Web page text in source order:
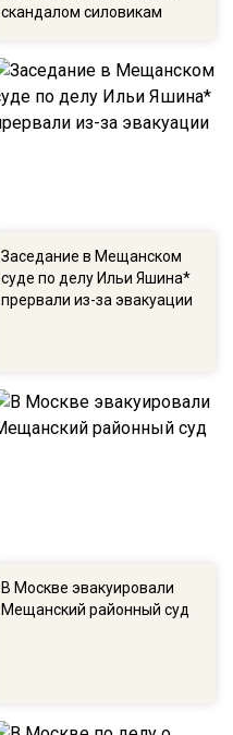
скандалом силовикам
Заседание в Мещанском
суде по делу Ильи Яшина*
прервали из-за эвакуации
В Москве эвакуировали
Мещанский районный суд